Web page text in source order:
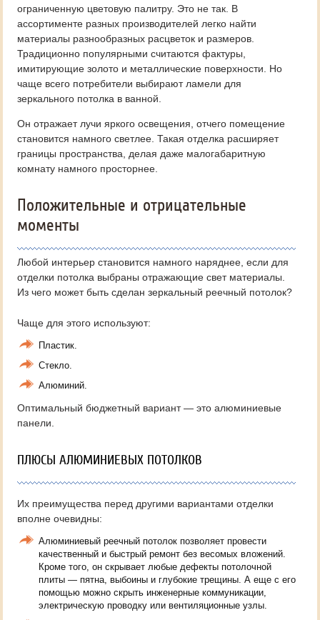
ограниченную цветовую палитру. Это не так. В
ассортименте разных производителей легко найти
материалы разнообразных расцветок и размеров.
Традиционно популярными считаются фактуры,
имитирующие золото и металлические поверхности. Но
чаще всего потребители выбирают ламели для
зеркального потолка в ванной.
Он отражает лучи яркого освещения, отчего помещение
становится намного светлее. Такая отделка расширяет
границы пространства, делая даже малогабаритную
комнату намного просторнее.
Положительные и отрицательные
моменты
Любой интерьер становится намного наряднее, если для
отделки потолка выбраны отражающие свет материалы.
Из чего может быть сделан зеркальный реечный потолок?
Чаще для этого используют:
Пластик.
Стекло.
Алюминий.
Оптимальный бюджетный вариант — это алюминиевые
панели.
ПЛЮСЫ АЛЮМИНИЕВЫХ ПОТОЛКОВ
Их преимущества перед другими вариантами отделки
вполне очевидны:
Алюминиевый реечный потолок позволяет провести
качественный и быстрый ремонт без весомых вложений.
Кроме того, он скрывает любые дефекты потолочной
плиты — пятна, выбоины и глубокие трещины. А еще с его
помощью можно скрыть инженерные коммуникации,
электрическую проводку или вентиляционные узлы.